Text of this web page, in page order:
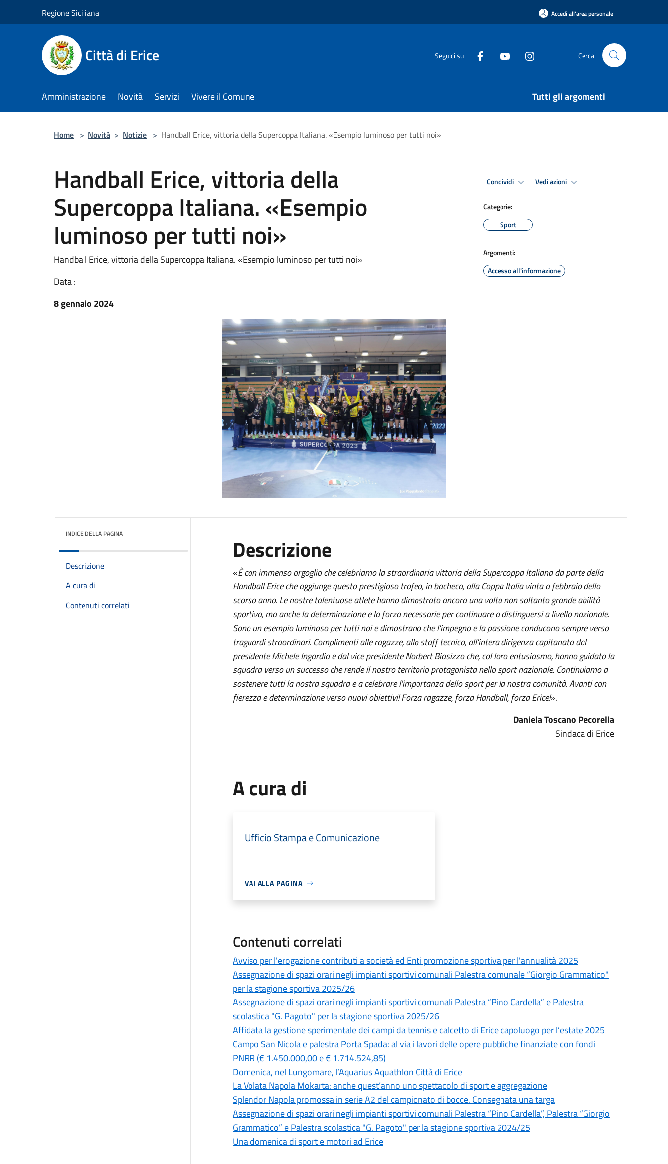
Regione Siciliana Accedi all'area personale
Città di Erice Seguici su Cerca
Amministrazione Novità Servizi Vivere il Comune Tutti gli argomenti
Home > Novità > Notizie > Handball Erice, vittoria della Supercoppa Italiana. «Esempio luminoso per tutti noi»
Handball Erice, vittoria della
Supercoppa Italiana. «Esempio
luminoso per tutti noi»
Handball Erice, vittoria della Supercoppa Italiana. «Esempio luminoso per tutti noi»
Data :
8 gennaio 2024
Condividi Vedi azioni
Categorie:
Sport
Argomenti:
Accesso all'informazione
INDICE DELLA PAGINA
Descrizione
A cura di
Contenuti correlati
Descrizione
«È con immenso orgoglio che celebriamo la straordinaria vittoria della Supercoppa Italiana da parte della
Handball Erice che aggiunge questo prestigioso trofeo, in bacheca, alla Coppa Italia vinta a febbraio dello
scorso anno. Le nostre talentuose atlete hanno dimostrato ancora una volta non soltanto grande abilità
sportiva, ma anche la determinazione e la forza necessarie per continuare a distinguersi a livello nazionale.
Sono un esempio luminoso per tutti noi e dimostrano che l'impegno e la passione conducono sempre verso
traguardi straordinari. Complimenti alle ragazze, allo staff tecnico, all'intera dirigenza capitanata dal
presidente Michele Ingardia e dal vice presidente Norbert Biasizzo che, col loro entusiasmo, hanno guidato la
squadra verso un successo che rende il nostro territorio protagonista nello sport nazionale. Continuiamo a
sostenere tutti la nostra squadra e a celebrare l'importanza dello sport per la nostra comunità. Avanti con
fierezza e determinazione verso nuovi obiettivi! Forza ragazze, forza Handball, forza Erice!».
Daniela Toscano Pecorella
Sindaca di Erice
A cura di
Ufficio Stampa e Comunicazione
VAI ALLA PAGINA
Contenuti correlati
Avviso per l'erogazione contributi a società ed Enti promozione sportiva per l'annualità 2025
Assegnazione di spazi orari negli impianti sportivi comunali Palestra comunale “Giorgio Grammatico"
per la stagione sportiva 2025/26
Assegnazione di spazi orari negli impianti sportivi comunali Palestra “Pino Cardella” e Palestra
scolastica "G. Pagoto" per la stagione sportiva 2025/26
Affidata la gestione sperimentale dei campi da tennis e calcetto di Erice capoluogo per l’estate 2025
Campo San Nicola e palestra Porta Spada: al via i lavori delle opere pubbliche finanziate con fondi
PNRR (€ 1.450.000,00 e € 1.714.524,85)
Domenica, nel Lungomare, l’Aquarius Aquathlon Città di Erice
La Volata Napola Mokarta: anche quest’anno uno spettacolo di sport e aggregazione
Splendor Napola promossa in serie A2 del campionato di bocce. Consegnata una targa
Assegnazione di spazi orari negli impianti sportivi comunali Palestra “Pino Cardella”, Palestra “Giorgio
Grammatico” e Palestra scolastica "G. Pagoto" per la stagione sportiva 2024/25
Una domenica di sport e motori ad Erice